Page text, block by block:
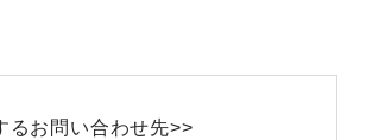
るお問い合わせ先>>